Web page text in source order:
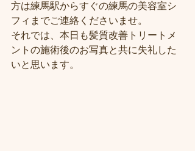
方は練馬駅からすぐの練馬の美容室シ
フィまでご連絡くださいませ。
それでは、本日も髪質改善トリートメ
ントの施術後のお写真と共に失礼した
いと思います。